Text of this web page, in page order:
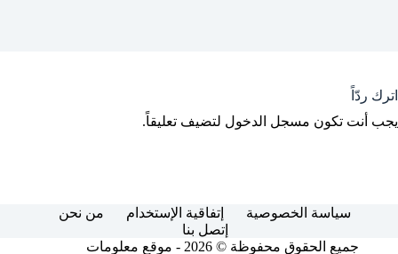
اترك ردّاً
يجب أنت تكون مسجل الدخول لتضيف تعليقاً.
سياسة الخصوصية إتفاقية الإستخدام
من نحن
إتصل بنا
جميع الحقوق محفوظة © 2026 -
موقع معلومات